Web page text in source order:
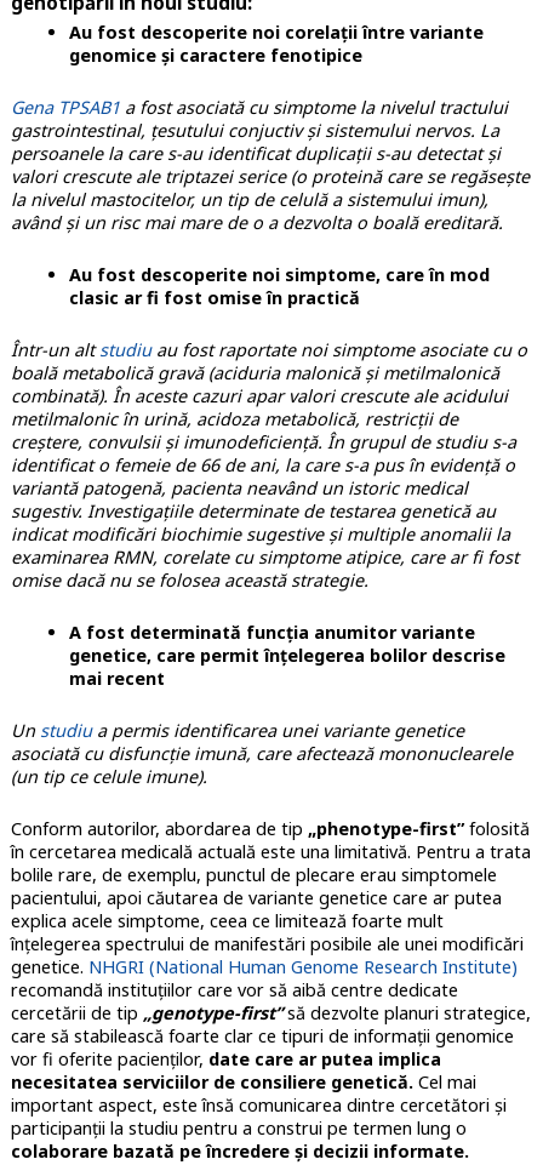
Au fost descoperite noi corelații între variante
genomice și caractere fenotipice
Gena TPSAB1a fost asociată cu simptome la nivelul tractului
gastrointestinal, țesutului conjuctiv și sistemului nervos. La
persoanele la care s-au identificat duplicații s-au detectat și
valori crescute ale triptazei serice (o proteină care se regăsește
la nivelul mastocitelor, un tip de celulă a sistemului imun),
având și un risc mai mare de o a dezvolta o boală ereditară.
Au fost descoperite noi simptome, care în mod
clasic ar fi fost omise în practică
Într-un altstudiuau fost raportate noi simptome asociate cu o
boală metabolică gravă (aciduria malonică și metilmalonică
combinată). În aceste cazuri apar valori crescute ale acidului
metilmalonic în urină, acidoza metabolică, restricții de
creștere, convulsii și imunodeficiență. În grupul de studiu s-a
identificat o femeie de 66 de ani, la care s-a pus în evidență o
variantă patogenă, pacienta neavând un istoric medical
sugestiv. Investigațiile determinate de testarea genetică au
indicat modificări biochimie sugestive și multiple anomalii la
examinarea RMN, corelate cu simptome atipice, care ar fi fost
omise dacă nu se folosea această strategie.
A fost determinată funcția anumitor variante
genetice, care permit înțelegerea bolilor descrise
mai recent
Un studiua permis identificarea unei variante genetice
asociată cu disfuncție imună, care afectează mononuclearele
(un tip ce celule imune).
Conform autorilor, abordarea de tip „phenotype-first”folosită
în cercetarea medicală actuală este una limitativă. Pentru a trata
bolile rare, de exemplu, punctul de plecare erau simptomele
pacientului, apoi căutarea de variante genetice care ar putea
explica acele simptome, ceea ce limitează foarte mult
înțelegerea spectrului de manifestări posibile ale unei modificări
genetice. NHGRI (National Human Genome Research Institute)
recomandă instituțiilor care vor să aibă centre dedicate
cercetării de tip „genotype-first” să dezvolte planuri strategice,
care să stabilească foarte clar ce tipuri de informații genomice
vor fi oferite pacienților, date care ar putea implica
necesitatea serviciilor de consiliere genetică.Cel mai
important aspect, este însă comunicarea dintre cercetători și
participanții la studiu pentru a construi pe termen lung o
colaborare bazată pe încredere și decizii informate.